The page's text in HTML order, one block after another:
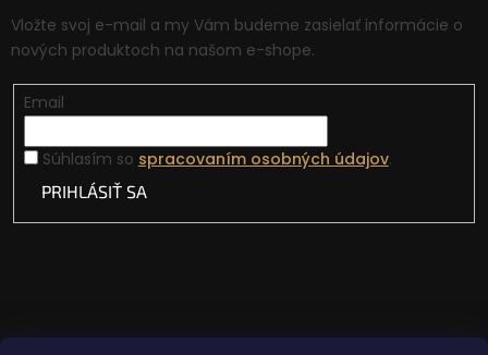
Vložte svoj e-mail a my Vám budeme zasielať informácie o
nových produktoch na našom e-shope.
Email
Súhlasím so spracovaním osobných údajov.
PRIHLÁSIŤ SA